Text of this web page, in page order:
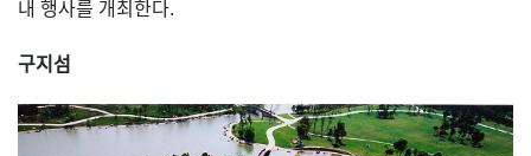
내 행사를 개최한다.
구지섬